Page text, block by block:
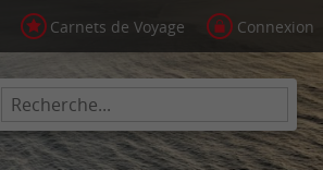
Carnets de Voyage Connexion